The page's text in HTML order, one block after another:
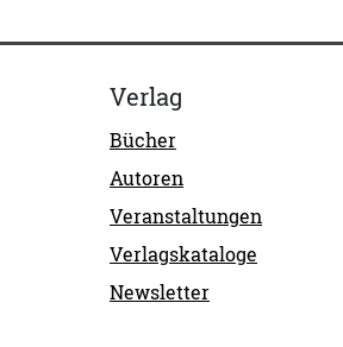
Verlag
Bücher
Autoren
Veranstaltungen
Verlagskataloge
Newsletter